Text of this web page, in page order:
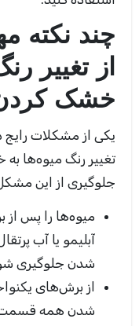
چند نکته
از تغییر
خشک
یکی از مشکلات رایج
تغییر رنگ میوه‌ها
جلوگیری از این
میوه‌ها را پس
آبلیمو یا آب
شدن جلوگیری
از برش‌های
شدن همه